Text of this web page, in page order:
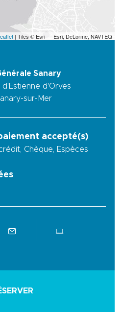
| Tiles © Esri — Esri, DeLorme, NAVTEQ
Sanary
d'Estienne d'Orves
sur-Mer
accepté(s)
Chèque, Espèces